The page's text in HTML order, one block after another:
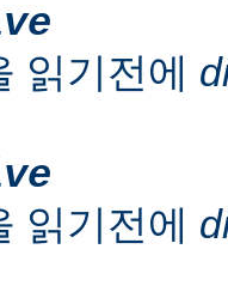
읽기전에
읽기전에